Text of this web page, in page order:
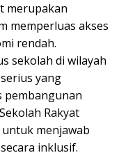
merupakan
memperluas akses
rendah.
sekolah di wilayah
yang
pembangunan
Rakyat
menjawab
inklusif.